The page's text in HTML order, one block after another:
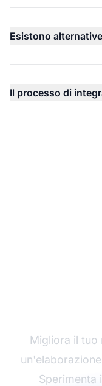
Esistono
Il processo di
Migliora il tuo
Sperimenta